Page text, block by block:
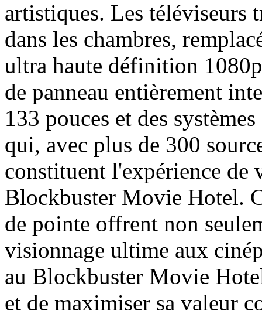
artistiques. Les téléviseurs
dans les chambres,
ultra haute définition
de panneau entièrement
133 pouces et des
qui, avec plus de 300
constituent l'expérience de
Blockbuster Movie Hotel.
de pointe offrent non
visionnage ultime aux
au Blockbuster Movie
et de maximiser sa valeur